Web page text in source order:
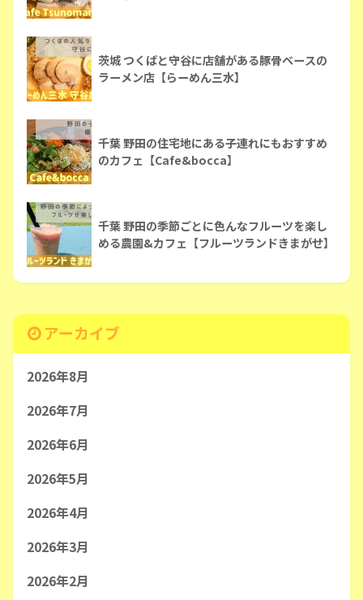
茨城 つくばと守谷に店舗がある豚骨ベースの
ラーメン店【らーめん三水】
千葉 野田の住宅地にある子連れにもおすすめ
のカフェ【Cafe&bocca】
千葉 野田の季節ごとに色んなフルーツを楽し
める農園&カフェ【フルーツランドきまがせ】
アーカイブ
2026年8月
2026年7月
2026年6月
2026年5月
2026年4月
2026年3月
2026年2月